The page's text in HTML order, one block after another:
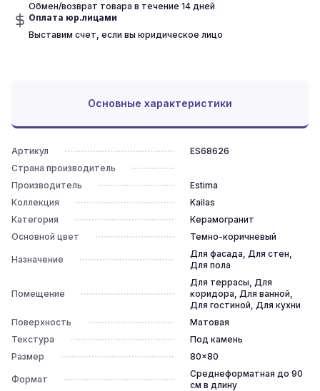
Обмен/возврат товара в течение 14 дней
Оплата юр.лицами
Выставим счет, если вы юридическое лицо
Основные характеристики
Артикул
ES68626
Страна производитель
Производитель
Estima
Коллекция
Kailas
Категория
Керамогранит
Основной цвет
Темно-коричневый
Назначение
Для фасада, Для стен,
Для пола
Помещение
Для террасы, Для
коридора, Для ванной,
Для гостиной, Для кухни
Поверхность
Матовая
Текстура
Под камень
Размер
80x80
Формат
Среднеформатная до 90
см в длину